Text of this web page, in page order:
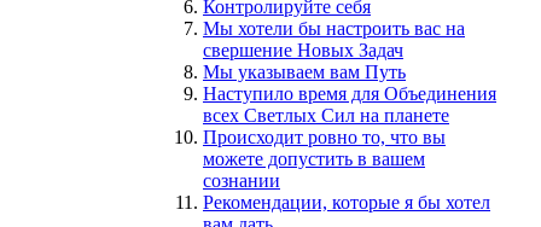
Контролируйте себя
Мы хотели бы настроить вас на
свершение Новых Задач
Мы указываем вам Путь
Наступило время для Объединения
всех Светлых Сил на планете
Происходит ровно то, что вы
можете допустить в вашем
сознании
Рекомендации, которые я бы хотел